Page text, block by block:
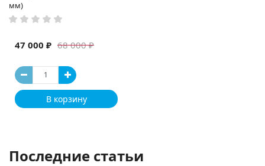
мм)
68 000 ₽
47 000 ₽
В корзину
Последние статьи